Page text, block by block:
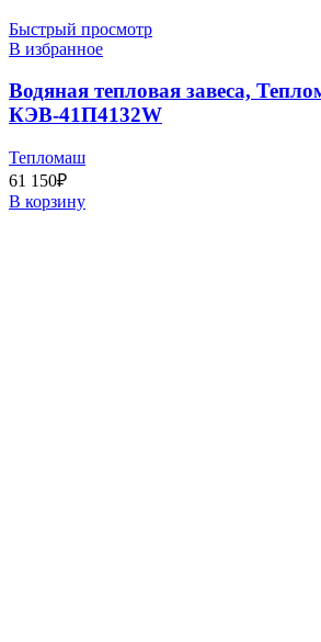
Быстрый просмотр
В избранное
Водяная тепловая завеса,
КЭВ-41П4132W
Тепломаш
61 150₽
В корзину